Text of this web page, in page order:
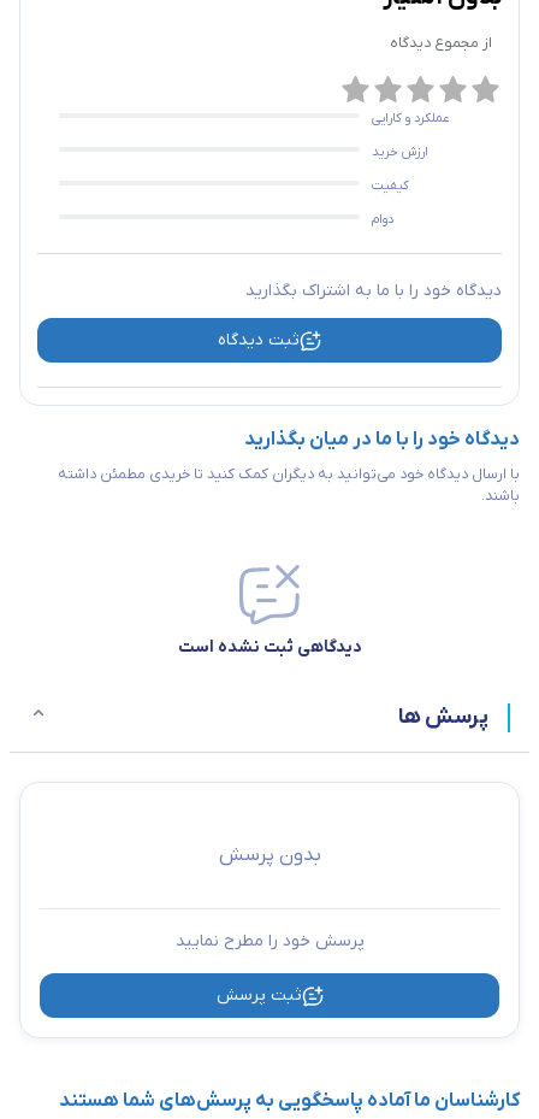
از مجموع دیدگاه
عملکرد و کارایی
ارزش خرید
کیفیت
دوام
دیدگاه خود را با ما به اشتراک بگذارید
ثبت دیدگاه
دیدگاه خود را با ما در میان بگذارید
با ارسال دیدگاه خود می‌توانید به دیگران کمک کنید تا خریدی مطمئن داشته
باشند.
دیدگاهی ثبت نشده است
پرسش ها
بدون پرسش
پرسش خود را مطرح نمایید
ثبت پرسش
کارشناسان ما آماده پاسخگویی به پرسش‌های شما هستند